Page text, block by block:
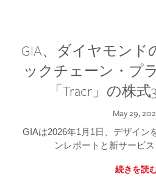
GIA、ダイヤモンド
ックチェーン・プ
「Tracr」の株
May 29,
GIAは2026年1月1日、デザイン
ンレポートと新サービス
続きを読